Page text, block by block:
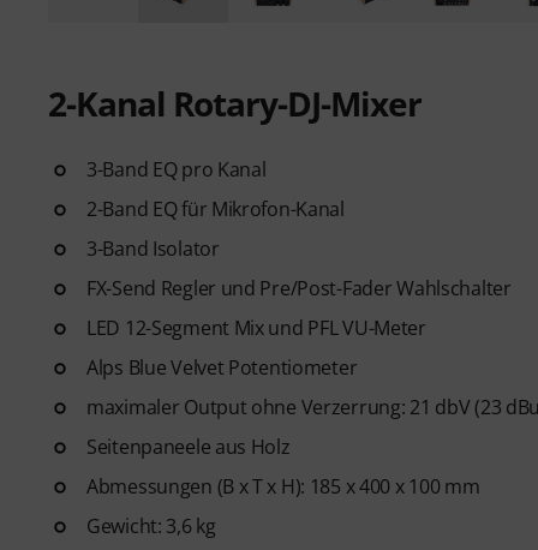
2-Kanal Rotary-DJ-Mixer
3-Band EQ pro Kanal
2-Band EQ für Mikrofon-Kanal
3-Band Isolator
FX-Send Regler und Pre/Post-Fader Wahlschalter
LED 12-Segment Mix und PFL VU-Meter
Alps Blue Velvet Potentiometer
maximaler Output ohne Verzerrung: 21 dbV (23
Seitenpaneele aus Holz
Abmessungen (B x T x H): 185 x 400 x 100 mm
Gewicht: 3,6 kg